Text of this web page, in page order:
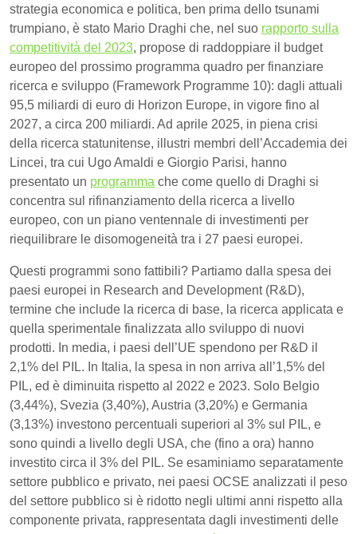
strategia economica e politica, ben prima dello tsunami
trumpiano, è stato Mario Draghi che, nel suo rapporto sulla
competitività del 2023, propose di raddoppiare il budget
europeo del prossimo programma quadro per finanziare
ricerca e sviluppo (Framework Programme 10): dagli attuali
95,5 miliardi di euro di Horizon Europe, in vigore fino al
2027, a circa 200 miliardi. Ad aprile 2025, in piena crisi
della ricerca statunitense, illustri membri dell’Accademia dei
Lincei, tra cui Ugo Amaldi e Giorgio Parisi, hanno
presentato un programma che come quello di Draghi si
concentra sul rifinanziamento della ricerca a livello
europeo, con un piano ventennale di investimenti per
riequilibrare le disomogeneità tra i 27 paesi europei.
Questi programmi sono fattibili? Partiamo dalla spesa dei
paesi europei in Research and Development (R&D),
termine che include la ricerca di base, la ricerca applicata e
quella sperimentale finalizzata allo sviluppo di nuovi
prodotti. In media, i paesi dell’UE spendono per R&D il
2,1% del PIL. In Italia, la spesa in non arriva all’1,5% del
PIL, ed è diminuita rispetto al 2022 e 2023. Solo Belgio
(3,44%), Svezia (3,40%), Austria (3,20%) e Germania
(3,13%) investono percentuali superiori al 3% sul PIL, e
sono quindi a livello degli USA, che (fino a ora) hanno
investito circa il 3% del PIL. Se esaminiamo separatamente
settore pubblico e privato, nei paesi OCSE analizzati il peso
del settore pubblico si è ridotto negli ultimi anni rispetto alla
componente privata, rappresentata dagli investimenti delle